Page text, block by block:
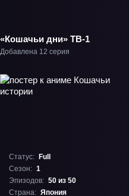
«Кошачьи дни» ТВ-1
Добавлена 12 серия
Статус:
Full
Сезон: 1
Эпизодов: 50 из 50
Страна: Япония